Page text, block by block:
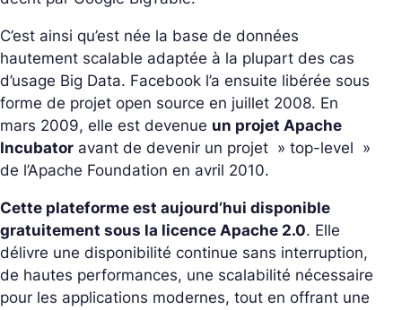
C’est ainsi qu’est née la base de données
hautement scalable adaptée à la plupart des cas
d’usage Big Data. Facebook l’a ensuite libérée sous
forme de projet open source en juillet 2008. En
mars 2009, elle est devenue un projet Apache
Incubator avant de devenir un projet » top-level »
de l’Apache Foundation en avril 2010.
Cette plateforme est aujourd’hui disponible
gratuitement sous la licence Apache 2.0. Elle
délivre une disponibilité continue sans interruption,
de hautes performances, une scalabilité nécessaire
pour les applications modernes, tout en offrant une